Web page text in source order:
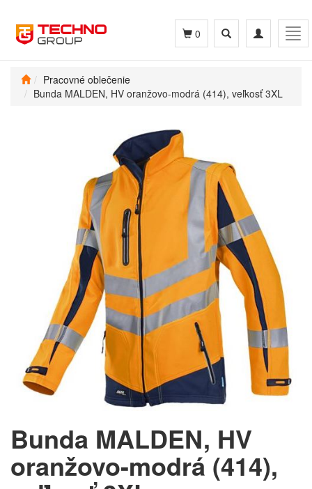
Toggle
navigation
Toggle
search
0
Pracovné oblečenie
Bunda MALDEN, HV oranžovo-modrá (414), veľkosť 3XL
Bunda MALDEN, HV
oranžovo-modrá (414),